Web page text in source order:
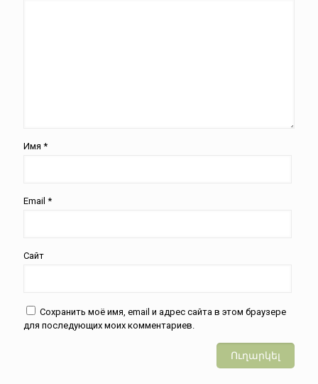
Имя *
Email *
Сайт
Сохранить моё имя, email и адрес сайта в этом браузере
для последующих моих комментариев.